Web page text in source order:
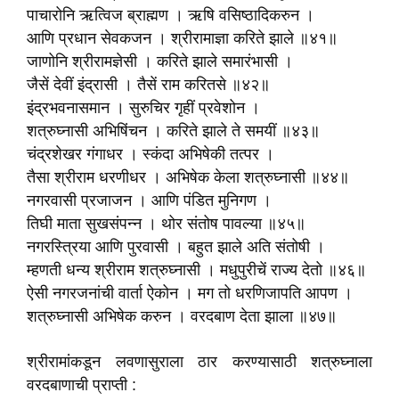
पाचारोनि ऋत्विज ब्राह्मण । ऋषि वसिष्ठादिकरुन ।
आणि प्रधान सेवकजन । श्रीरामाज्ञा करिते झाले ॥४१॥
जाणोनि श्रीरामज्ञेसी । करिते झाले समारंभासी ।
जैसें देवीं इंद्रासी । तैसें राम करितसे ॥४२॥
इंद्रभवनासमान । सुरुचिर गृहीं प्रवेशोन ।
शत्रुघ्नासी अभिषिंचन । करिते झाले ते समयीं ॥४३॥
चंद्रशेखर गंगाधर । स्कंदा अभिषेकी तत्पर ।
तैसा श्रीराम धरणीधर । अभिषेक केला शत्रुघ्नासी ॥४४॥
नगरवासी प्रजाजन । आणि पंडित मुनिगण ।
तिघी माता सुखसंपन्न । थोर संतोष पावल्या ॥४५॥
नगरस्त्रिया आणि पुरवासी । बहुत झाले अति संतोषी ।
म्हणती धन्य श्रीराम शत्रुघ्नासी । मधुपुरीचें राज्य देतो ॥४६॥
ऐसी नगरजनांची वार्ता ऐकोन । मग तो धरणिजापति आपण ।
शत्रुघ्नासी अभिषेक करुन । वरदबाण देता झाला ॥४७॥
श्रीरामांकडून लवणासुराला ठार करण्यासाठी शत्रुघ्नाला
वरदबाणाची प्राप्ती :